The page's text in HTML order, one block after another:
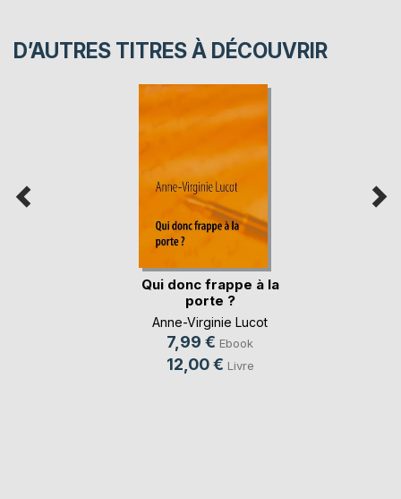
D’AUTRES TITRES À DÉCOUVRIR
Qui donc frappe à la
porte ?
Anne-Virginie Lucot
7,99 € Ebook
12,00 € Livre